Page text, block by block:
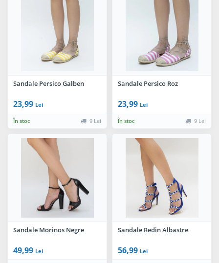
Sandale Persico Galben
23,99 Lei
În stoc 9 Lei
Sandale Persico Roz
23,99 Lei
În stoc 9 Lei
Sandale Morinos Negre
49,99 Lei
Sandale Redin Albastre
56,99 Lei